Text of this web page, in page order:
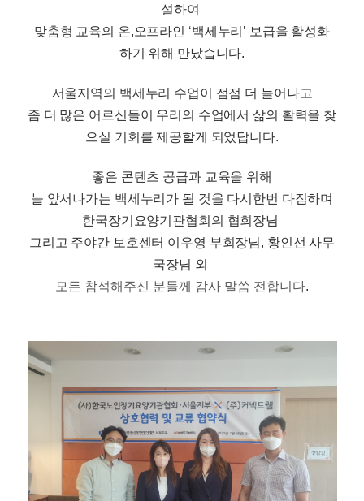
설하여
맞춤형 교육의 온,오프라인 ‘백세누리 ’ 보급을 활성화
하기 위해 만났습니다.
서울지역의 백세누리 수업이 점점 더 늘어나고
좀 더 많은 어르신들이 우리의 수업에서 삶의 활력을 찾
으실 기회를 제공할게 되었답니다.
좋은 콘텐츠 공급과 교육을 위해
늘 앞서나가는 백세누리가 될 것을 다시한번 다짐하며
한국장기요양기관협회의 협회장님
그리고 주야간 보호센터 이우영 부회장님, 황인선 사무
국장님 외
모든 참석해주신 분들께 감사 말씀 전합니다.